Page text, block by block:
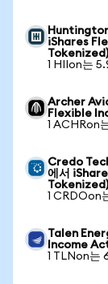
iShares
Tokenized)
1 HIIon는
Archer
Flexible
1 ACHRon
Credo
에서
Tokenized)
1 CRDOon
Talen
Income
1 TLNon는